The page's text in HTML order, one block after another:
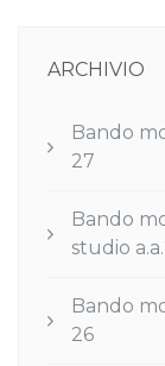
ARCHIVIO
Bando
27
Bando
studio
Bando
26